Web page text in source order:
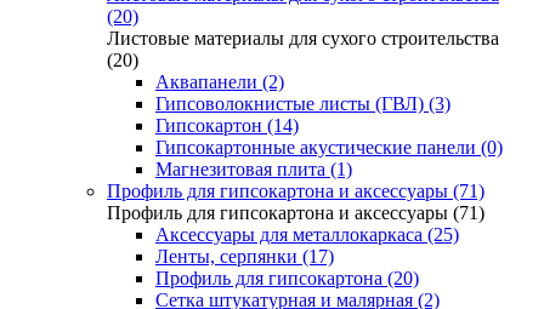
(20)
Листовые материалы для сухого строительства
(20)
Аквапанели (2)
Гипсоволокнистые листы (ГВЛ) (3)
Гипсокартон (14)
Гипсокартонные акустические панели (0)
Магнезитовая плита (1)
Профиль для гипсокартона и аксессуары (71)
Профиль для гипсокартона и аксессуары (71)
Аксессуары для металлокаркаса (25)
Ленты, серпянки (17)
Профиль для гипсокартона (20)
Сетка штукатурная и малярная (2)